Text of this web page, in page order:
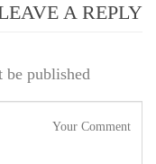
A REPLY
published.